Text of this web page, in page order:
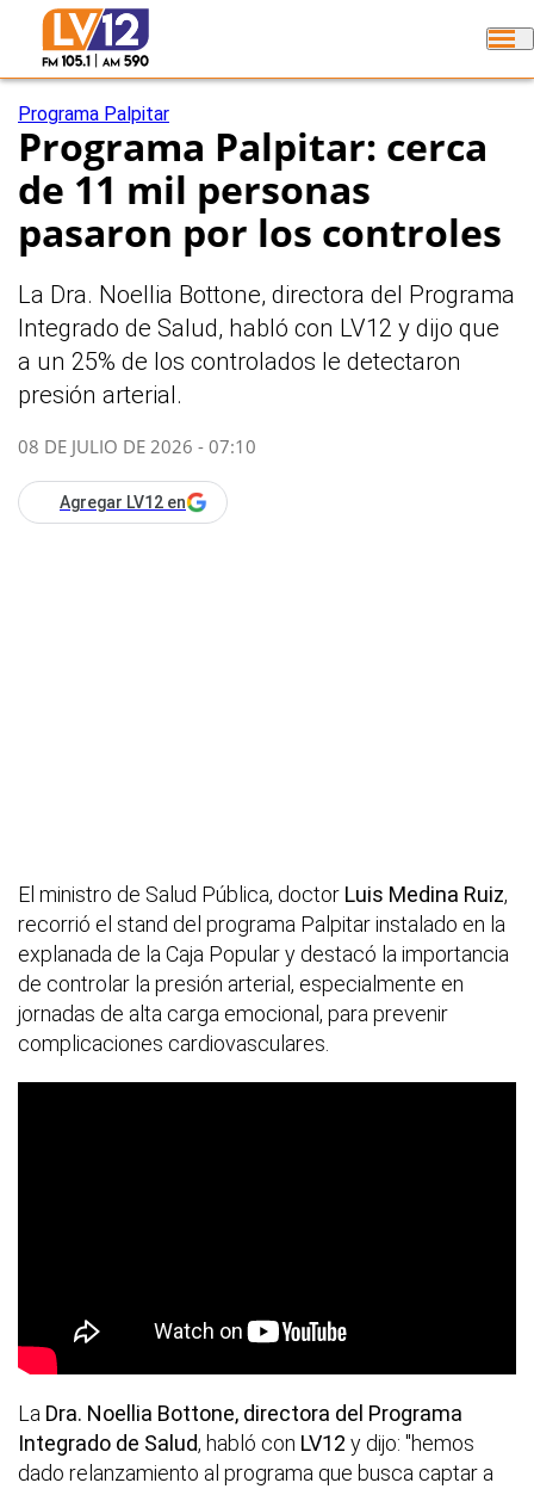
Programa Palpitar
Programa Palpitar: cerca
de 11 mil personas
pasaron por los controles
La Dra. Noellia Bottone, directora del Programa
Integrado de Salud, habló con LV12 y dijo que
a un 25% de los controlados le detectaron
presión arterial.
08 DE JULIO DE 2026 - 07:10
Agregar LV12 en
El ministro de Salud Pública, doctor Luis Medina Ruiz,
recorrió el stand del programa Palpitar instalado en la
explanada de la Caja Popular y destacó la importancia
de controlar la presión arterial, especialmente en
jornadas de alta carga emocional, para prevenir
complicaciones cardiovasculares.
La Dra. Noellia Bottone, directora del Programa
Integrado de Salud, habló con LV12 y dijo: "hemos
dado relanzamiento al programa que busca captar a